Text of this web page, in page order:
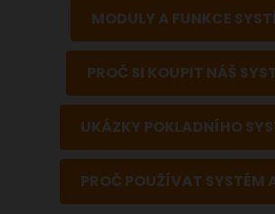
MODULY A FUNKCE
PROČ SI KOUPIT NÁŠ
UKÁZKY POKLADNÍHO
PROČ POUŽÍVAT SYSTÉM